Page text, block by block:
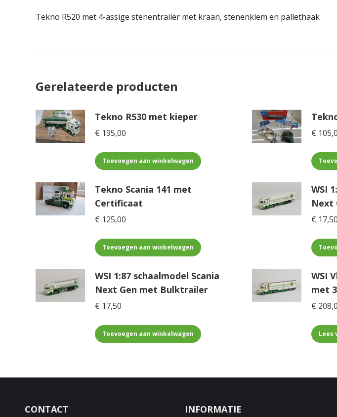
Tekno R520 met 4-assige stenentrailer met kraan, stenenklem en pallethaak
Gerelateerde producten
Tekno R530 met kieper
€ 195,00
Toevoegen aan winkelwagen
€
Tekno Scania 141 met
Certificaat
€ 125,00
Toevoegen aan winkelwagen
WSI
Next
€ 17,50
WSI 1:87 schaalmodel Scania
Next Gen met Bulktrailer
€ 17,50
Toevoegen aan winkelwagen
WSI
met
€
Lees
CONTACT INFORMATIE